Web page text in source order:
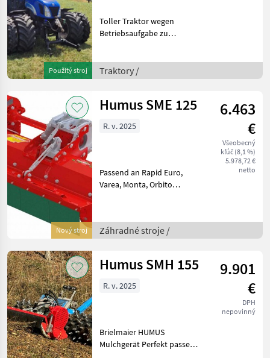
Použitý stroj
Toller Traktor wegen
Betriebsaufgabe zu
Hubraum, ab großem
Service, sehr gutem
Halbgang
Traktory /
Nový stroj
Humus SME 125
6.463
€
Všeobecný
kľúč (8,1 %)
5.978,72 €
netto
R. v. 2025
Passend an Rapid Euro,
Varea, Monta, Orbito
Leistungsbedarf: ab 20PS
Die Baureihe SME sucht in
Záhradné stroje /
Humus SMH 155
9.901
€
DPH
nepovinný
R. v. 2025
Brielmaier HUMUS
Mulchgerät Perfekt passend